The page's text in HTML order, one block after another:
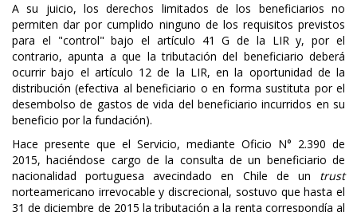
A su juicio, los derechos limitados de los beneficiarios no
permiten dar por cumplido ninguno de los requisitos previstos
para el "control" bajo el artículo 41 G de la LIR y, por el
contrario, apunta a que la tributación del beneficiario deberá
ocurrir bajo el artículo 12 de la LIR, en la oportunidad de la
distribución (efectiva al beneficiario o en forma sustituta por el
desembolso de gastos de vida del beneficiario incurridos en su
beneficio por la fundación).
Hace presente que el Servicio, mediante Oficio N° 2.390 de
2015, haciéndose cargo de la consulta de un beneficiario de
nacionalidad portuguesa avecindado en Chile de un trust
norteamericano irrevocable y discrecional, sostuvo que hasta el
31 de diciembre de 2015 la tributación a la renta correspondía al